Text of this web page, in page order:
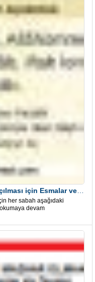
her sabah aşağıdaki
devam